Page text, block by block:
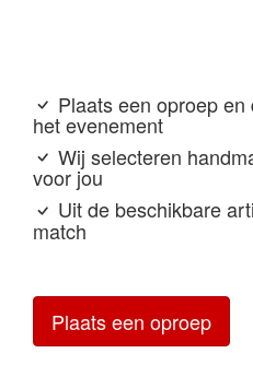
Plaats een oproep
het evenement
Wij selecteren
voor jou
Uit de beschikbare
match
Plaats een oproep